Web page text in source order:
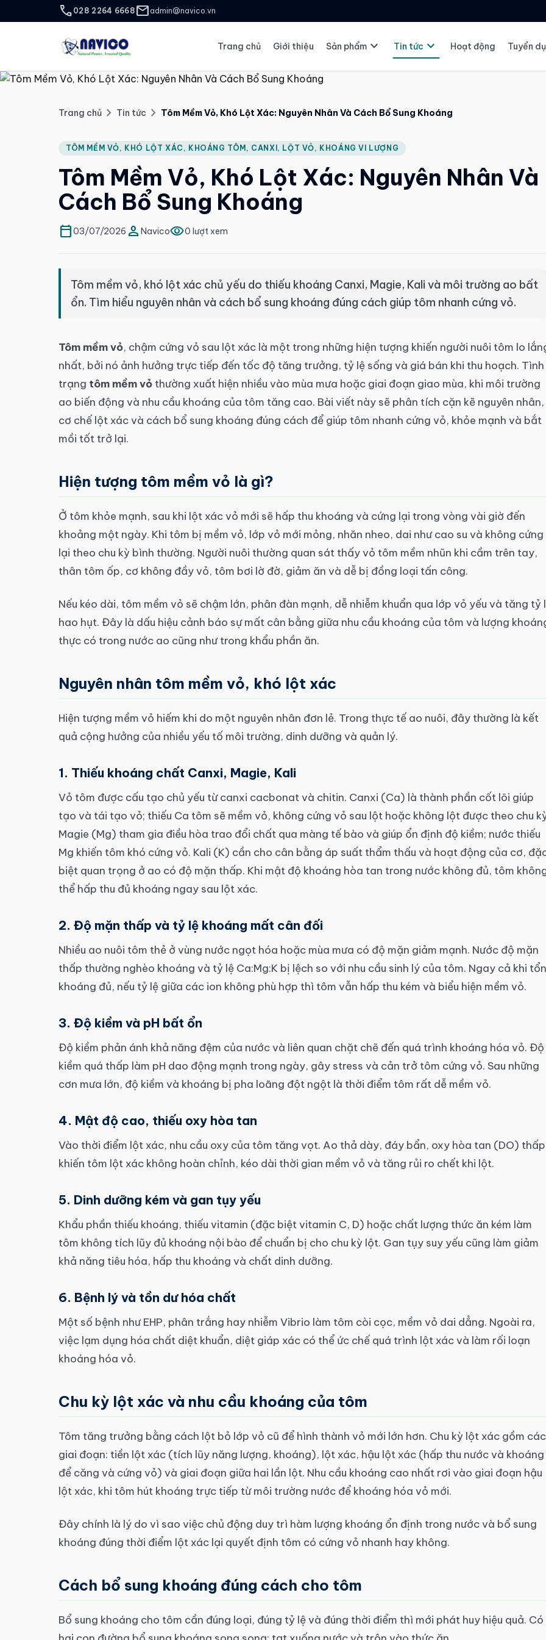
call 028 2264 6668 mailadmin@navico.vn
Trang chủ Giới thiệu Sản phẩm expand_more Tin tức expand_more Hoạt động Tuyển
Trang chủ chevron_right Tin tức chevron_right Tôm Mềm Vỏ, Khó Lột Xác: Nguyên Nhân Và Cách Bổ Sung Khoáng
TÔM MỀM VỎ, KHÓ LỘT XÁC, KHOÁNG TÔM, CANXI, LỘT VỎ, KHOÁNG VI LƯỢNG
Tôm Mềm Vỏ, Khó Lột Xác: Nguyên Nhân Và
Cách Bổ Sung Khoáng
calendar_today03/07/2026 person Navicovisibility0 lượt xem
Tôm mềm vỏ, khó lột xác chủ yếu do thiếu khoáng Canxi, Magie, Kali và môi trường ao bất
ổn. Tìm hiểu nguyên nhân và cách bổ sung khoáng đúng cách giúp tôm nhanh cứng vỏ.
Tôm mềm vỏ, chậm cứng vỏ sau lột xác là một trong những hiện tượng khiến người nuôi tôm lo
nhất, bởi nó ảnh hưởng trực tiếp đến tốc độ tăng trưởng, tỷ lệ sống và giá bán khi thu hoạch. Tình
trạng tôm mềm vỏ thường xuất hiện nhiều vào mùa mưa hoặc giai đoạn giao mùa, khi môi trường
ao biến động và nhu cầu khoáng của tôm tăng cao. Bài viết này sẽ phân tích cặn kẽ nguyên nhân,
cơ chế lột xác và cách bổ sung khoáng đúng cách để giúp tôm nhanh cứng vỏ, khỏe mạnh và bắt
mồi tốt trở lại.
Hiện tượng tôm mềm vỏ là gì?
Ở tôm khỏe mạnh, sau khi lột xác vỏ mới sẽ hấp thu khoáng và cứng lại trong vòng vài giờ đến
khoảng một ngày. Khi tôm bị mềm vỏ, lớp vỏ mới mỏng, nhăn nheo, dai như cao su và không cứng
lại theo chu kỳ bình thường. Người nuôi thường quan sát thấy vỏ tôm mềm nhũn khi cầm trên tay,
thân tôm ốp, cơ không đầy vỏ, tôm bơi lờ đờ, giảm ăn và dễ bị đồng loại tấn công.
Nếu kéo dài, tôm mềm vỏ sẽ chậm lớn, phân đàn mạnh, dễ nhiễm khuẩn qua lớp vỏ yếu và tăng tỷ
hao hụt. Đây là dấu hiệu cảnh báo sự mất cân bằng giữa nhu cầu khoáng của tôm và lượng
thực có trong nước ao cũng như trong khẩu phần ăn.
Nguyên nhân tôm mềm vỏ, khó lột xác
Hiện tượng mềm vỏ hiếm khi do một nguyên nhân đơn lẻ. Trong thực tế ao nuôi, đây thường là kết
quả cộng hưởng của nhiều yếu tố môi trường, dinh dưỡng và quản lý.
1. Thiếu khoáng chất Canxi, Magie, Kali
Vỏ tôm được cấu tạo chủ yếu từ canxi cacbonat và chitin. Canxi (Ca) là thành phần cốt lõi giúp
tạo và tái tạo vỏ; thiếu Ca tôm sẽ mềm vỏ, không cứng vỏ sau lột hoặc không lột được theo chu
Magie (Mg) tham gia điều hòa trao đổi chất qua màng tế bào và giúp ổn định độ kiềm; nước thiếu
Mg khiến tôm khó cứng vỏ. Kali (K) cần cho cân bằng áp suất thẩm thấu và hoạt động của cơ,
biệt quan trọng ở ao có độ mặn thấp. Khi mật độ khoáng hòa tan trong nước không đủ, tôm
thể hấp thu đủ khoáng ngay sau lột xác.
2. Độ mặn thấp và tỷ lệ khoáng mất cân đối
Nhiều ao nuôi tôm thẻ ở vùng nước ngọt hóa hoặc mùa mưa có độ mặn giảm mạnh. Nước độ mặn
thấp thường nghèo khoáng và tỷ lệ Ca:Mg:K bị lệch so với nhu cầu sinh lý của tôm. Ngay cả khi
khoáng đủ, nếu tỷ lệ giữa các ion không phù hợp thì tôm vẫn hấp thu kém và biểu hiện mềm vỏ.
3. Độ kiềm và pH bất ổn
Độ kiềm phản ánh khả năng đệm của nước và liên quan chặt chẽ đến quá trình khoáng hóa vỏ. Độ
kiềm quá thấp làm pH dao động mạnh trong ngày, gây stress và cản trở tôm cứng vỏ. Sau những
cơn mưa lớn, độ kiềm và khoáng bị pha loãng đột ngột là thời điểm tôm rất dễ mềm vỏ.
4. Mật độ cao, thiếu oxy hòa tan
Vào thời điểm lột xác, nhu cầu oxy của tôm tăng vọt. Ao thả dày, đáy bẩn, oxy hòa tan (DO) thấp
khiến tôm lột xác không hoàn chỉnh, kéo dài thời gian mềm vỏ và tăng rủi ro chết khi lột.
5. Dinh dưỡng kém và gan tụy yếu
Khẩu phần thiếu khoáng, thiếu vitamin (đặc biệt vitamin C, D) hoặc chất lượng thức ăn kém làm
tôm không tích lũy đủ khoáng nội bào để chuẩn bị cho chu kỳ lột. Gan tụy suy yếu cũng làm giảm
khả năng tiêu hóa, hấp thu khoáng và chất dinh dưỡng.
6. Bệnh lý và tồn dư hóa chất
Một số bệnh như EHP, phân trắng hay nhiễm Vibrio làm tôm còi cọc, mềm vỏ dai dẳng. Ngoài ra,
việc lạm dụng hóa chất diệt khuẩn, diệt giáp xác có thể ức chế quá trình lột xác và làm rối loạn
khoáng hóa vỏ.
Chu kỳ lột xác và nhu cầu khoáng của tôm
Tôm tăng trưởng bằng cách lột bỏ lớp vỏ cũ để hình thành vỏ mới lớn hơn. Chu kỳ lột xác gồm các
giai đoạn: tiền lột xác (tích lũy năng lượng, khoáng), lột xác, hậu lột xác (hấp thu nước và khoáng
để căng và cứng vỏ) và giai đoạn giữa hai lần lột. Nhu cầu khoáng cao nhất rơi vào giai đoạn hậu
lột xác, khi tôm hút khoáng trực tiếp từ môi trường nước để khoáng hóa vỏ mới.
Đây chính là lý do vì sao việc chủ động duy trì hàm lượng khoáng ổn định trong nước và bổ sung
khoáng đúng thời điểm lột xác lại quyết định tôm có cứng vỏ nhanh hay không.
Cách bổ sung khoáng đúng cách cho tôm
Bổ sung khoáng cho tôm cần đúng loại, đúng tỷ lệ và đúng thời điểm thì mới phát huy hiệu quả. Có